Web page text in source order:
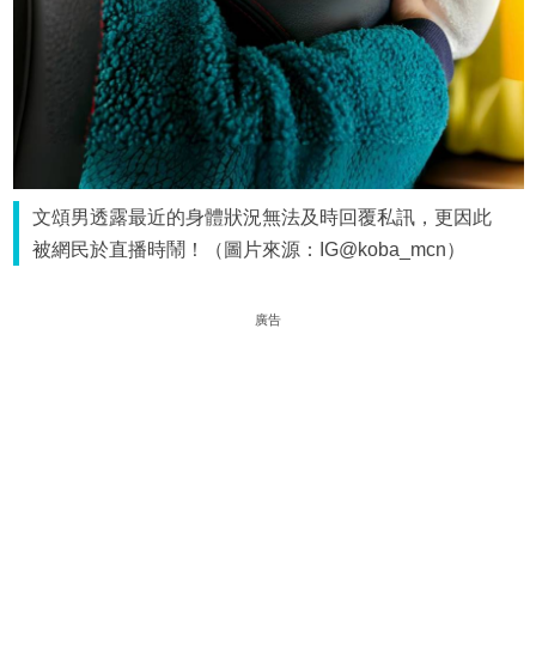
文頌男透露最近的身體狀況無法及時回覆私訊，更因此
被網民於直播時鬧！（圖片來源：IG@koba_mcn）
廣告